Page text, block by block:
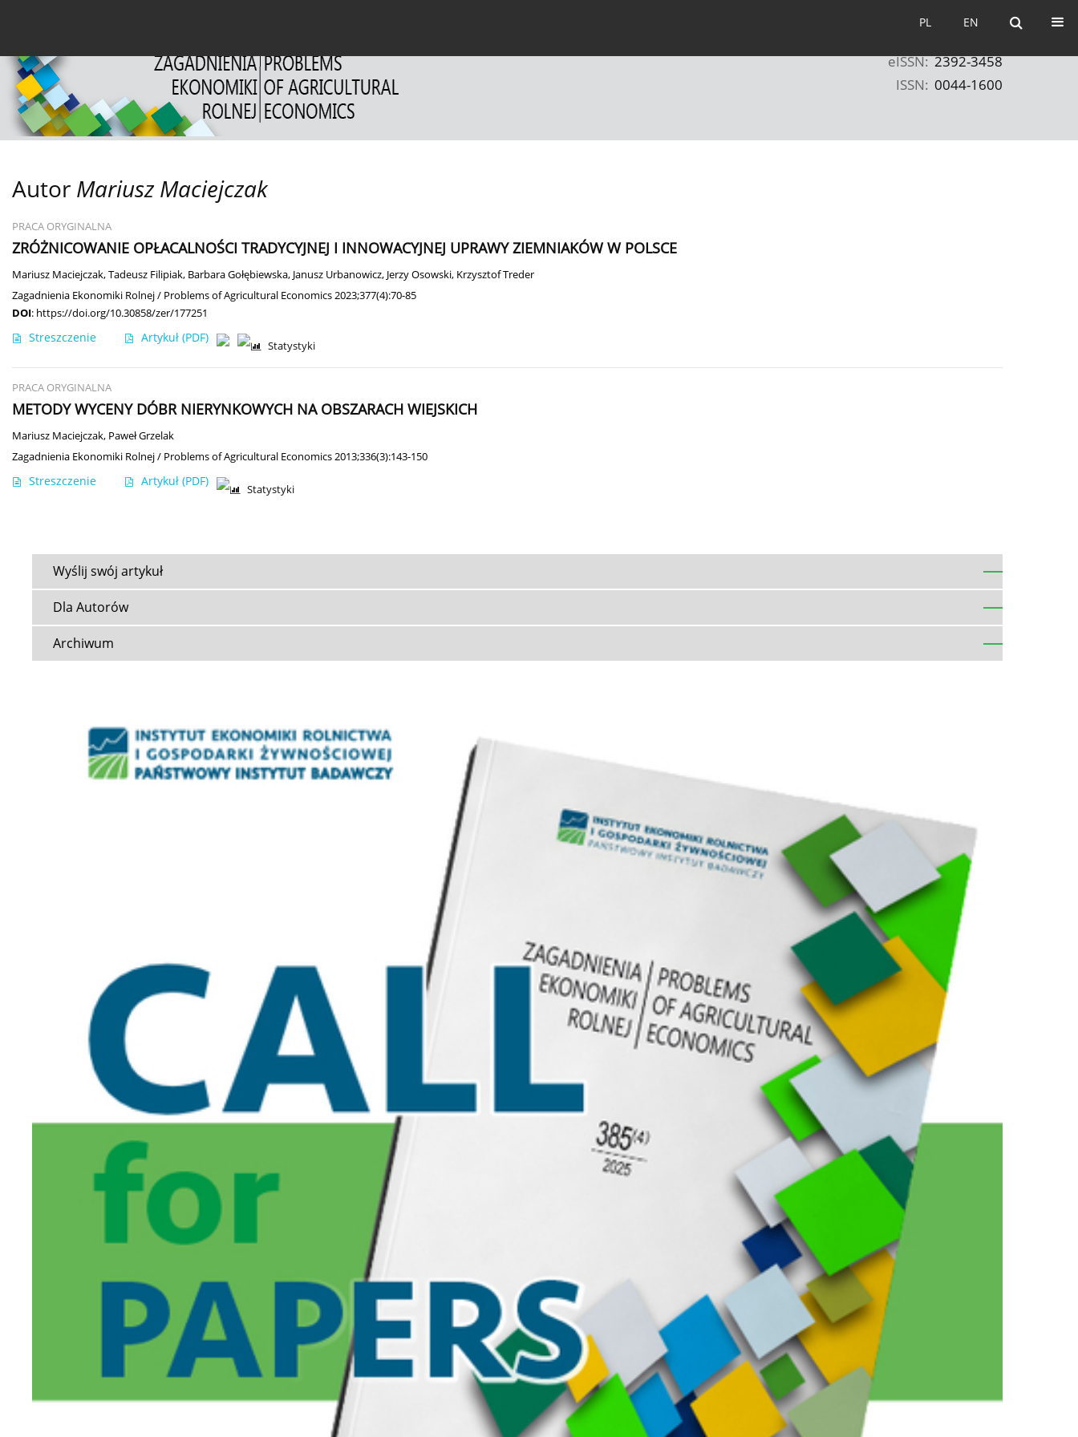
EN
PL EN
PL
eISSN: 2392-3458
ISSN: 0044-1600
Autor Mariusz Maciejczak
PRACA ORYGINALNA
ZRÓŻNICOWANIE OPŁACALNOŚCI TRADYCYJNEJ I INNOWACYJNEJ UPRAWY ZIEMNIAKÓW W POLSCE
Mariusz Maciejczak,Tadeusz Filipiak, Barbara Gołębiewska, Janusz Urbanowicz, Jerzy Osowski, Krzysztof Treder
Zagadnienia Ekonomiki Rolnej / Problems of Agricultural Economics 2023;377(4):70-85
DOI: https://doi.org/10.30858/zer/177251
Streszczenie Artykuł (PDF)
Statystyki
PRACA ORYGINALNA
METODY WYCENY DÓBR NIERYNKOWYCH NA OBSZARACH WIEJSKICH
Mariusz Maciejczak, Paweł Grzelak
Zagadnienia Ekonomiki Rolnej / Problems of Agricultural Economics 2013;336(3):143-150
Streszczenie Artykuł (PDF)
Statystyki
Wyślij swój artykuł
Dla Autorów
Archiwum